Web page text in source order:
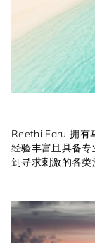
Reethi Faru 拥有
经验丰富且具备
到寻求刺激的各类